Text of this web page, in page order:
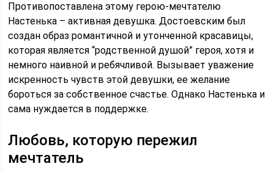
Противопоставлена этому герою-мечтателю
Настенька – активная девушка. Достоевским был
создан образ романтичной и утонченной красавицы,
которая является “родственной душой” героя, хотя и
немного наивной и ребячливой. Вызывает уважение
искренность чувств этой девушки, ее желание
бороться за собственное счастье. Однако Настенька и
сама нуждается в поддержке.
Любовь, которую пережил
мечтатель